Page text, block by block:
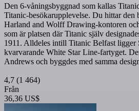
Den 6-våningsbyggnad som kallas
Titanic-besökarupplevelse. Du hittar
Harland and Wolff Drawing-kontoren
som är platsen där Titanic själv
1911. Alldeles intill Titanic Belfast ligger
kvarvarande White Star Line-fartyget.
Andrews och byggdes med samma
4,7 (1 464)
Från
36,36 US$